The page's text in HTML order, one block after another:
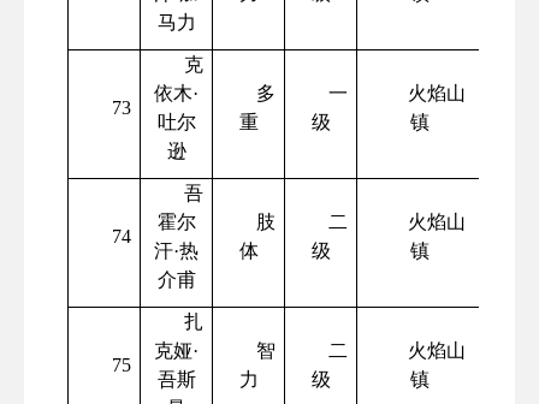
马力
73
克
依木·
吐尔
逊
多
重
一
级
火焰山
镇
74
吾
霍尔
汗·热
介甫
肢
体
二
级
火焰山
镇
75
扎
克娅·
吾斯
智
力
二
级
火焰山
镇